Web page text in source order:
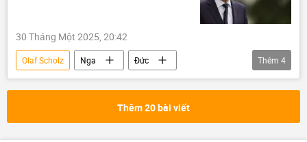
30 Tháng Một 2025, 20:42
Olaf Scholz Nga
Đức
Hội đồng An ninh Nga
Liên Xô
Thêm 4
Thêm 20 bài viết